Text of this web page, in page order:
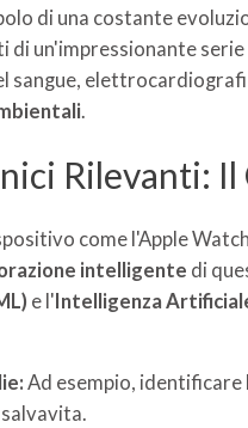
di una costante
di un'impressionante
sangue,
.
Rilevanti:
come l'Apple
intelligente di
e l'Intelligenza
Ad esempio,